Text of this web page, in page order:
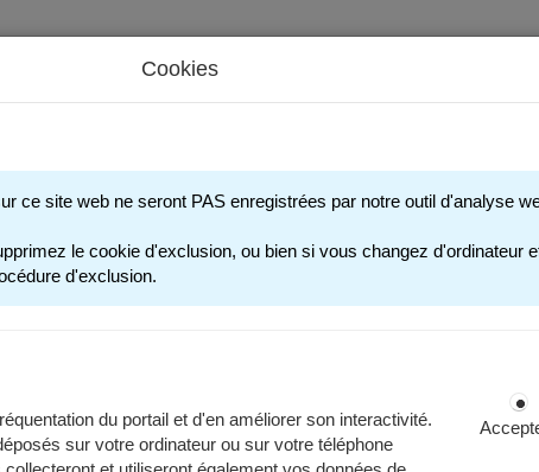
- Restauration scolaire - Sports
INSCRIPTION
des informations générales pour inscrire votre enfant dans
spécifiques aux années scolaires reportez-vous aux pages
2027
Cookies
ce site web ne seront PAS enregistrées par notre outil d'analyse
le cookie d'exclusion, ou bien si vous changez d'ordinateur
d'exclusion.
du portail et d'en améliorer son interactivité.
sur votre ordinateur ou sur votre téléphone